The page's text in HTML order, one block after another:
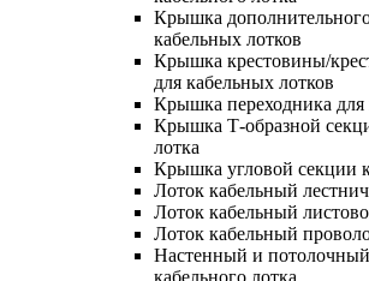
Крышка
кабельных лотков
Крышка крестовины/
для кабельных лотков
Крышка переходника для
Крышка Т-образной
лотка
Крышка угловой секции
Лоток кабельный
Лоток кабельный
Лоток кабельный
Настенный и
кабельного лотка